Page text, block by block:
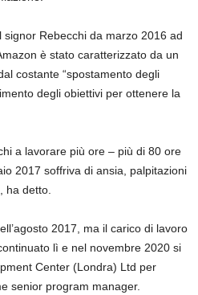
signor Rebecchi da marzo 2016 ad
è stato caratterizzato da un
costante “spostamento degli
degli obiettivi per ottenere la
a lavorare più ore – più di 80 ore
2017 soffriva di ansia, palpitazioni
ha detto.
2017, ma il carico di lavoro
lì e nel novembre 2020 si
Center (Londra) Ltd per
senior program manager.